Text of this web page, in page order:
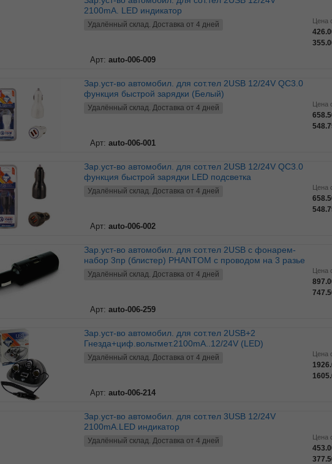
2100mА. LED индикатор
Удалённый склад. Доставка от 4 дней
Арт: auto-006-009
Цена
Зар.уст-во автомобил. для сот.тел 2USB 12/24V QC3.0
функция быстрой зарядки (Белый)
Удалённый склад. Доставка от 4 дней
Арт: auto-006-001
Цена
Зар.уст-во автомобил. для сот.тел 2USB 12/24V QC3.0
функция быстрой зарядки LED подсветка
Удалённый склад. Доставка от 4 дней
Арт: auto-006-002
Цена
Зар.уст-во автомобил. для сот.тел 2USB c фонарем-
набор 3пр (блистер) PHANTOM с проводом на 3 разье
Удалённый склад. Доставка от 4 дней
Арт: auto-006-259
Цена
Зар.уст-во автомобил. для сот.тел 2USB+2
Гнезда+циф.вольтмет.2100mA..12/24V (LED)
Удалённый склад. Доставка от 4 дней
Арт: auto-006-214
Цена
Зар.уст-во автомобил. для сот.тел 3USB 12/24V
2100mА.LED индикатор
Удалённый склад. Доставка от 4 дней Цена